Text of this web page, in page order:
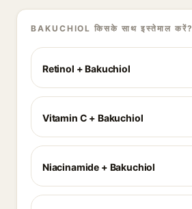
BAKUCHIOL किसके साथ इस्तेमाल करें?
Retinol + Bakuchiol
Vitamin C + Bakuchiol
Niacinamide + Bakuchiol